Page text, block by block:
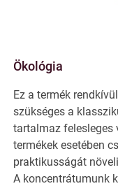
Ökológia
Ez a termék
szükséges a
tartalmaz felesleges
termékek esetében
praktikusságát
A koncentrátumunk